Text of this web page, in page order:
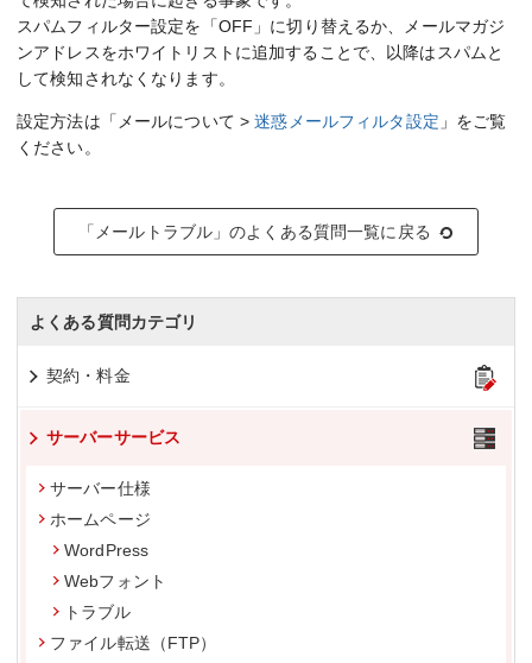
スパムフィルター設定を「OFF」に切り替えるか、メールマガジ
ンアドレスをホワイトリストに追加することで、以降はスパムと
して検知されなくなります。
設定方法は「メールについて >迷惑メールフィルタ設定 」をご覧
ください。
「メールトラブル」のよくある質問一覧に戻る
よくある質問カテゴリ
契約・料金
サーバーサービス
サーバー仕様
ホームページ
WordPress
Webフォント
トラブル
ファイル転送（FTP）